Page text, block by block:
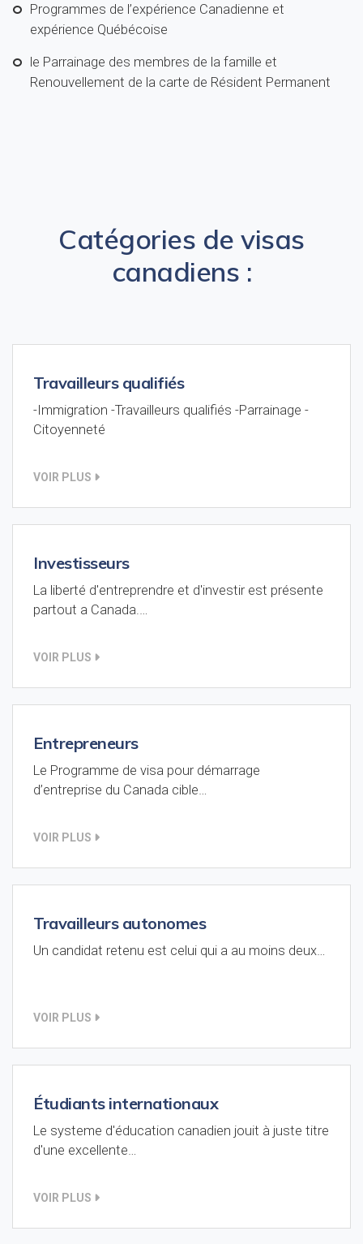
Programmes de l’expérience Canadienne et
expérience Québécoise
le Parrainage des membres de la famille et
Renouvellement de la carte de Résident Permanent
Catégories de visas
canadiens :
Travailleurs qualifiés
-Immigration -Travailleurs qualifiés -Parrainage -
Citoyenneté
VOIR PLUS
Investisseurs
La liberté d'entreprendre et d'investir est présente
partout a Canada.…
VOIR PLUS
Entrepreneurs
Le Programme de visa pour démarrage
d’entreprise du Canada cible…
VOIR PLUS
Travailleurs autonomes
Un candidat retenu est celui qui a au moins deux…
VOIR PLUS
Étudiants internationaux
Le systeme d'éducation canadien jouit à juste titre
d'une excellente…
VOIR PLUS